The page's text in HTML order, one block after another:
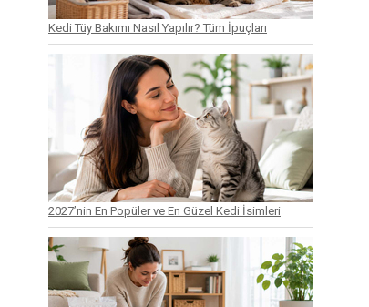
Kedi Tüy Bakımı Nasıl Yapılır? Tüm İpuçları
2027’nin En Popüler ve En Güzel Kedi İsimleri